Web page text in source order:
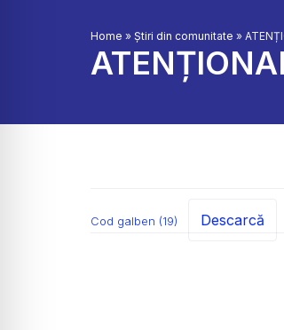
Home » Știri din comunitate »
Cod galben (19) Descarcă